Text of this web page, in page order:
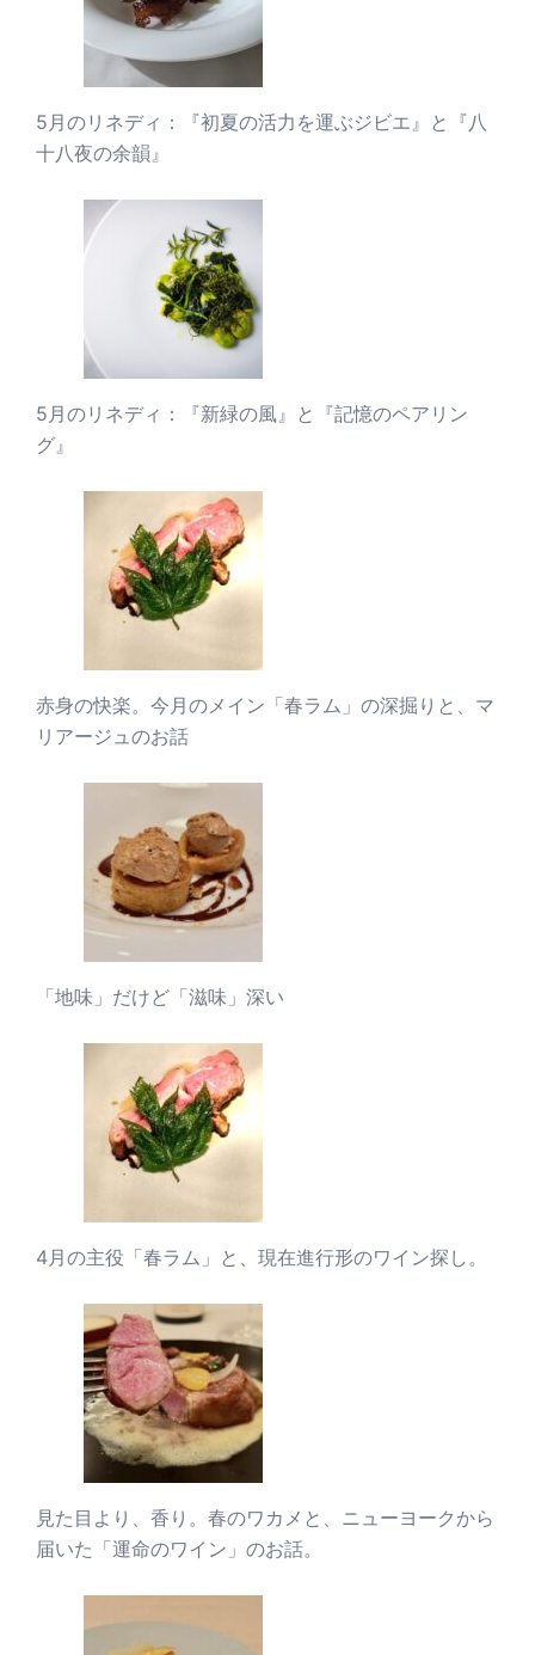
5月のリネディ：『初夏の活力を運ぶジビエ』と『八
十八夜の余韻』
5月のリネディ：『新緑の風』と『記憶のペアリン
グ』
赤身の快楽。今月のメイン「春ラム」の深掘りと、マ
リアージュのお話
「地味」だけど「滋味」深い
4月の主役「春ラム」と、現在進行形のワイン探し。
見た目より、香り。春のワカメと、ニューヨークから
届いた「運命のワイン」のお話。